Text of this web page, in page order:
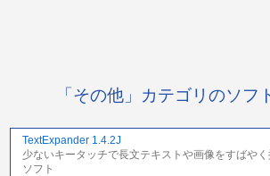
「その他」カテゴリのソフ
TextExpander 1.4.2J
少ないキータッチで長文テキストや画像をすばや
ソフト